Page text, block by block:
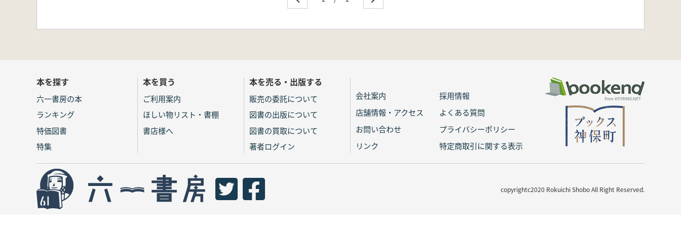
本を探す
六一書房の本
ランキング
特価図書
特集
本を買う
ご利用案内
ほしい物リスト・書棚
書店様へ
本を売る・出版する
販売の委託について
図書の出版について
図書の買取について
著者ログイン
会社案内
採用情報
店舗情報・アクセス
よくある質問
お問い合わせ
プライバシーポリシー
リンク
特定商取引に関する表示
copyrightc2020 Rokuichi Shobo All Right Reserved.